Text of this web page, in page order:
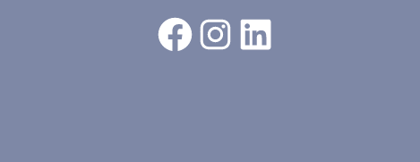
Facebook Instagram LinkedIn